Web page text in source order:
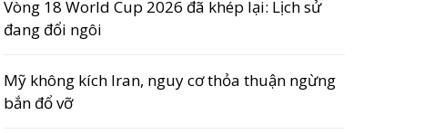
Vòng 18 World Cup 2026 đã khép lại: Lịch sử
đang đổi ngôi
Mỹ không kích Iran, nguy cơ thỏa thuận ngừng
bắn đổ vỡ